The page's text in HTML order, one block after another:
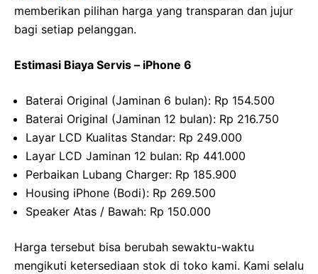
memberikan pilihan harga yang transparan dan jujur
bagi setiap pelanggan.
Estimasi Biaya Servis – iPhone 6
Baterai Original (Jaminan 6 bulan): Rp 154.500
Baterai Original (Jaminan 12 bulan): Rp 216.750
Layar LCD Kualitas Standar: Rp 249.000
Layar LCD Jaminan 12 bulan: Rp 441.000
Perbaikan Lubang Charger: Rp 185.900
Housing iPhone (Bodi): Rp 269.500
Speaker Atas / Bawah: Rp 150.000
Harga tersebut bisa berubah sewaktu-waktu
mengikuti ketersediaan stok di toko kami. Kami selalu